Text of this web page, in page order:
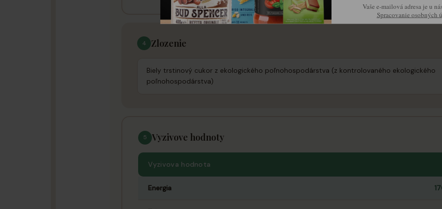
4 Zlozenie
Biely trstinový cukor z ekologického poľnohospodárstva (z kontrolovaného ekologického
poľnohospodárstva)
5 Vyzivove hodnoty
Vyzivova hodnota
Energia
Vaše e-mailová adresa je u
Spracovanie osobných